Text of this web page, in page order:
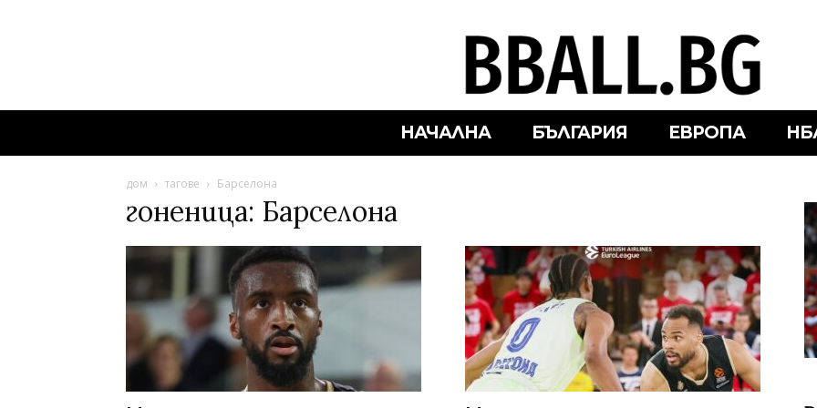
НАЧАЛНА БЪЛГАРИЯ ЕВРОПА
дом тагове Барселона
гоненица: Барселона